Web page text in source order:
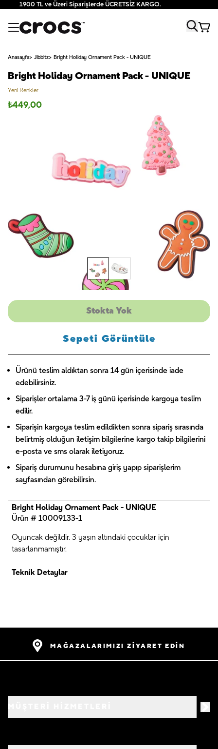
1900 TL ve Üzeri Siparişlerde ÜCRETSİZ KARGO.
Anasayfa Jibbitz Bright Holiday Ornament Pack - UNIQUE
Bright Holiday Ornament Pack - UNIQUE
Yeni Renkler
₺449,00
Stokta Yok
Sepeti Görüntüle
Ürünü teslim aldıktan sonra 14 gün içerisinde iade
edebilirsiniz.
Siparişler ortalama 3-7 iş günü içerisinde kargoya teslim
edilir.
Siparişin kargoya teslim edildikten sonra sipariş sırasında
belirtmiş olduğun iletişim bilgilerine kargo takip bilgilerini
e-posta ve sms olarak iletiyoruz.
Sipariş durumunu hesabına giriş yapıp siparişlerim
sayfasından görebilirsin.
Bright Holiday Ornament Pack - UNIQUE
Ürün # 10009133-1
Oyuncak değildir. 3 yaşın altındaki çocuklar için
tasarlanmamıştır.
Teknik Detaylar
MAĞAZALARIMIZI ZİYARET EDİN